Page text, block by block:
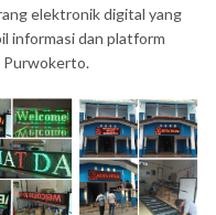
elektronik digital yang
informasi dan platform
Purwokerto.